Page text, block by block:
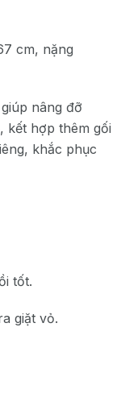
cm, nặng
nâng đỡ
kết hợp thêm gối
khắc phục
tốt.
giặt vỏ.